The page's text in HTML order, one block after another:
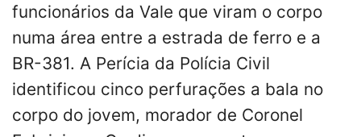
funcionários da Vale que viram o corpo
numa área entre a estrada de ferro e a
BR-381. A Perícia da Polícia Civil
identificou cinco perfurações a bala no
corpo do jovem, morador de Coronel